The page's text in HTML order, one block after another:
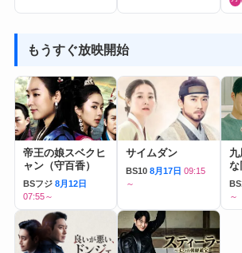
もうすぐ放映開始
帝王の娘スベクヒ
ャン（守百香）
BSフジ 8月12日
07:55～
サイムダン
BS10 8月17日 09:15
～
な
～